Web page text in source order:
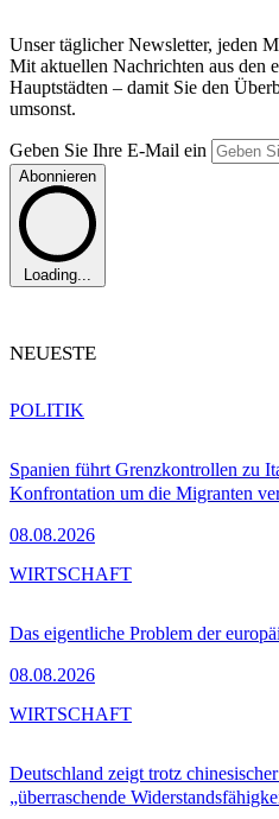
Unser täglicher Newsletter, jeden
Mit aktuellen Nachrichten aus den
Hauptstädten – damit Sie den
umsonst.
Geben Sie Ihre E-Mail ein
Abonnieren
Loading...
NEUESTE
Spanien führt Grenzkontrollen zu
Konfrontation um die Migranten
08.08.2026
POLITIK
Das eigentliche Problem der
08.08.2026
WIRTSCHAFT
Deutschland zeigt trotz
„überraschende
WIRTSCHAFT